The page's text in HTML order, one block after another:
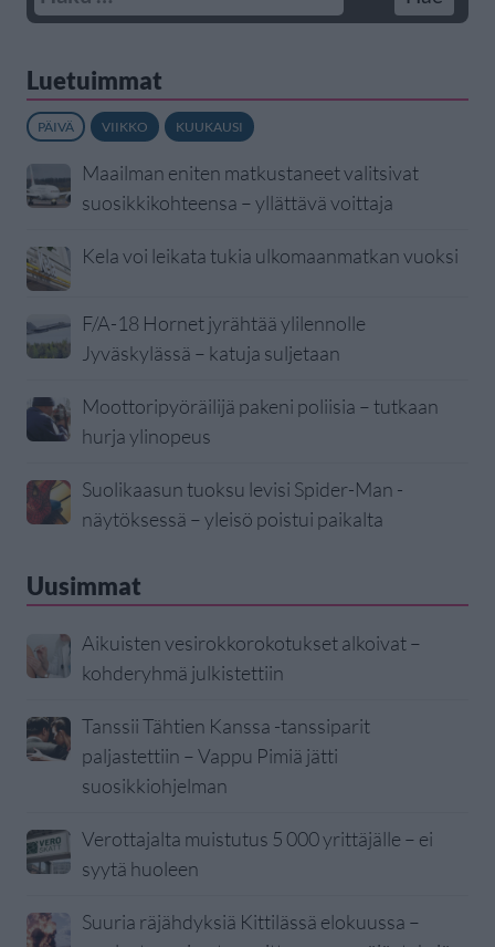
Luetuimmat
PÄIVÄ VIIKKO KUUKAUSI
Maailman eniten matkustaneet valitsivat
suosikkikohteensa – yllättävä voittaja
Kela voi leikata tukia ulkomaanmatkan vuoksi
F/A-18 Hornet jyrähtää ylilennolle
Jyväskylässä – katuja suljetaan
Moottoripyöräilijä pakeni poliisia – tutkaan
hurja ylinopeus
Suolikaasun tuoksu levisi Spider-Man -
näytöksessä – yleisö poistui paikalta
Uusimmat
Aikuisten vesirokkorokotukset alkoivat –
kohderyhmä julkistettiin
Tanssii Tähtien Kanssa -tanssiparit
paljastettiin – Vappu Pimiä jätti
suosikkiohjelman
Verottajalta muistutus 5 000 yrittäjälle – ei
syytä huoleen
Suuria räjähdyksiä Kittilässä elokuussa –